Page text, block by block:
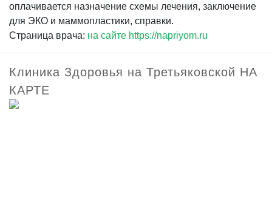
оплачивается назначение схемы лечения, заключение
для ЭКО и маммопластики, справки.
Страница врача: на сайте https://napriyom.ru
Клиника Здоровья на Третьяковской НА
КАРТЕ